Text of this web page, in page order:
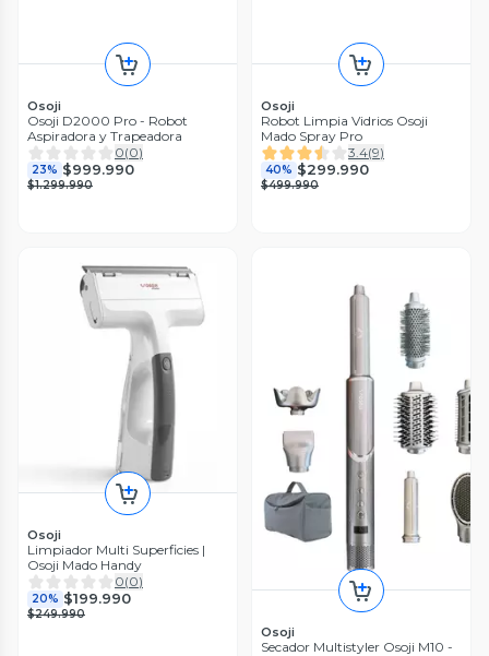
Osoji
Osoji D2000 Pro - Robot
Aspiradora y Trapeadora
0(0)
23% $999.990
$1.299.990
Osoji
Robot Limpia Vidrios Osoji
Mado Spray Pro
3.4(9)
40% $299.990
$499.990
Osoji
Limpiador Multi Superficies |
Osoji Mado Handy
0(0)
20% $199.990
$249.990
Osoji
Secador Multistyler Osoji M10 -